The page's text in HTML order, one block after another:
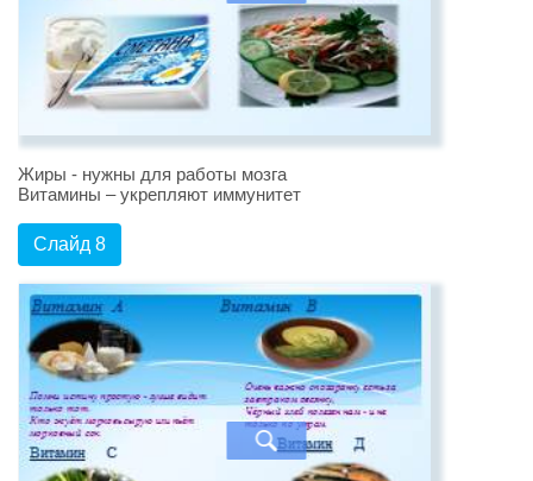
Жиры - нужны для работы мозга
Витамины – укрепляют иммунитет
Слайд 8